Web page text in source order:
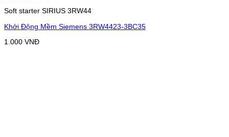
Soft starter SIRIUS 3RW44
Khởi Động Mềm Siemens 3RW4423-3BC35
1.000 VNĐ